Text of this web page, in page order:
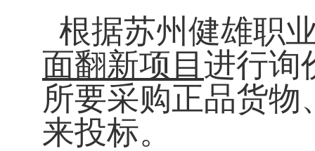
根据苏州健雄职
面翻新项目 进行询
所要采购正品货
来投标。